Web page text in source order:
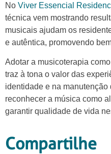
No Viver Essencial
técnica vem mostrando
musicais ajudam os
e autêntica, promovendo
Adotar a musicoterapia
traz à tona o valor das
identidade e na
reconhecer a música como
garantir qualidade de vida
Compartilhe